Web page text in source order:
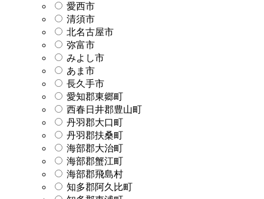
愛西市
清須市
北名古屋市
弥富市
みよし市
あま市
長久手市
愛知郡東郷町
西春日井郡豊山町
丹羽郡大口町
丹羽郡扶桑町
海部郡大治町
海部郡蟹江町
海部郡飛島村
知多郡阿久比町